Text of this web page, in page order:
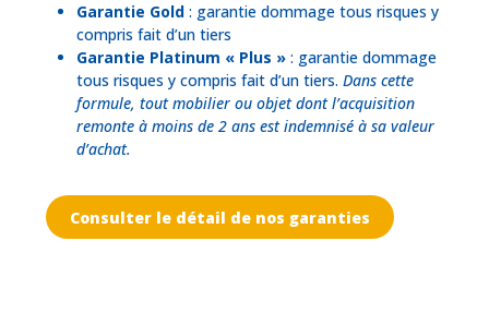
Garantie Gold : garantie dommage tous risques y
compris fait d’un tiers
Garantie Platinum « Plus » : garantie dommage
tous risques y compris fait d’un tiers. Dans cette
formule, tout mobilier ou objet dont l’acquisition
remonte à moins de 2 ans est indemnisé à sa valeur
d’achat.
Consulter le détail de nos garanties